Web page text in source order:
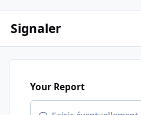
Signaler
Your Report